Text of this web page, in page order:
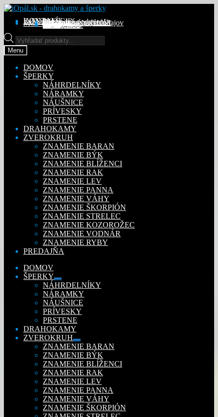
Preskočiť
navigáciu
Preskočiť
obsah
KONTAKT
INFORMÁCIE
Obchodné podmienky
Reklamačný poriadok
Ochrana osobných údajov
MÔJ ÚČETObjednávky
Adresy
Detaily účtu
Na stiahnutie
Products
search
Menu
DOMOV
ŠPERKY
NÁHRDELNÍKY
NÁRAMKY
NÁUŠNICE
PRÍVESKY
PRSTENE
DRAHOKAMY
ZVEROKRUH
ZNAMENIE BARAN
ZNAMENIE BÝK
ZNAMENIE BLÍŽENCI
ZNAMENIE RAK
ZNAMENIE LEV
ZNAMENIE PANNA
ZNAMENIE VÁHY
ZNAMENIE ŠKORPIÓN
ZNAMENIE STRELEC
ZNAMENIE KOZOROŽEC
ZNAMENIE VODNÁR
ZNAMENIE RYBY
PREDAJŇA
DOMOV
ŠPERKY
Rozbaliť
podradené
menu
NÁHRDELNÍKY
NÁRAMKY
NÁUŠNICE
PRÍVESKY
PRSTENE
DRAHOKAMY
ZVEROKRUH
Rozbaliť
podradené
menu
ZNAMENIE BARAN
ZNAMENIE BÝK
ZNAMENIE BLÍŽENCI
ZNAMENIE RAK
ZNAMENIE LEV
ZNAMENIE PANNA
ZNAMENIE VÁHY
ZNAMENIE ŠKORPIÓN